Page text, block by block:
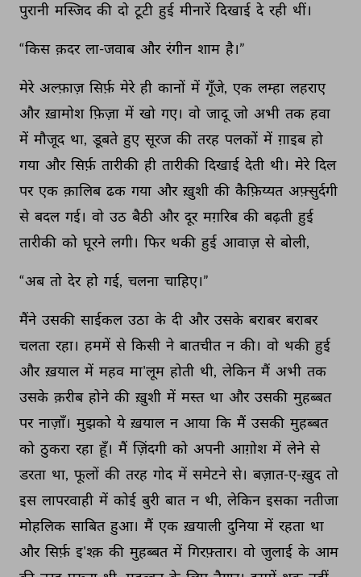
पुरानी मस्जिद की दो टूटी हुई मीनारें दिखाई दे रही थीं।
“किस क़दर ला-जवाब और रंगीन शाम है।”
मेरे अल्फ़ाज़ सिर्फ़ मेरे ही कानों में गूँजे, एक लम्हा लहराए
और ख़ामोश फ़िज़ा में खो गए। वो जादू जो अभी तक हवा
में मौजूद था, डूबते हुए सूरज की तरह पलकों में ग़ाइब हो
गया और सिर्फ़ तारीकी ही तारीकी दिखाई देती थी। मेरे दिल
पर एक क़ालिब ढक गया और ख़ुशी की कैफ़िय्यत अफ़्सुर्दगी
से बदल गई। वो उठ बैठी और दूर मग़रिब की बढ़ती हुई
तारीकी को घूरने लगी। फिर थकी हुई आवाज़ से बोली,
“अब तो देर हो गई, चलना चाहिए।”
मैंने उसकी साईकल उठा के दी और उसके बराबर बराबर
चलता रहा। हममें से किसी ने बातचीत न की। वो थकी हुई
और ख़याल में महव मा'लूम होती थी, लेकिन मैं अभी तक
उसके क़रीब होने की ख़ुशी में मस्त था और उसकी मुहब्बत
पर नाज़ाँ। मुझको ये ख़याल न आया कि मैं उसकी मुहब्बत
को ठुकरा रहा हूँ। मैं ज़िंदगी को अपनी आग़ोश में लेने से
डरता था, फूलों की तरह गोद में समेटने से। बज़ात-ए-ख़ुद तो
इस लापरवाही में कोई बुरी बात न थी, लेकिन इसका नतीजा
मोहलिक साबित हुआ। मैं एक ख़याली दुनिया में रहता था
और सिर्फ़ इ'श्क़ की मुहब्बत में गिरफ़्तार। वो जुलाई के आम